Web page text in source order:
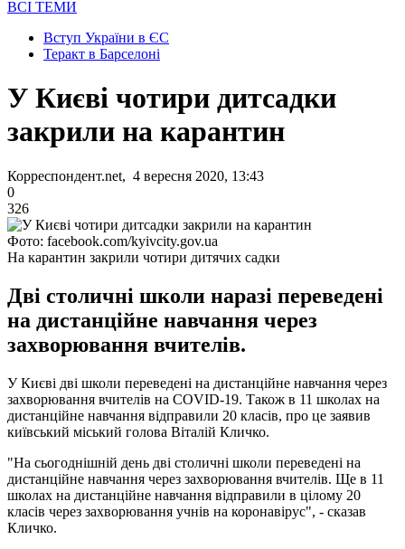
ВСІ ТЕМИ
Вступ України в ЄС
Теракт в Барселоні
У Києві чотири дитсадки
закрили на карантин
Корреспондент.net, 4 вересня 2020, 13:43
0
326
Фото: facebook.com/kyivcity.gov.ua
На карантин закрили чотири дитячих садки
Дві столичні школи наразі переведені
на дистанційне навчання через
захворювання вчителів.
У Києві дві школи переведені на дистанційне навчання через
захворювання вчителів на COVID-19. Також в 11 школах на
дистанційне навчання відправили 20 класів, про це заявив
київський міський голова Віталій Кличко.
"На сьогоднішній день дві столичні школи переведені на
дистанційне навчання через захворювання вчителів. Ще в 11
школах на дистанційне навчання відправили в цілому 20
класів через захворювання учнів на коронавірус", - сказав
Кличко.